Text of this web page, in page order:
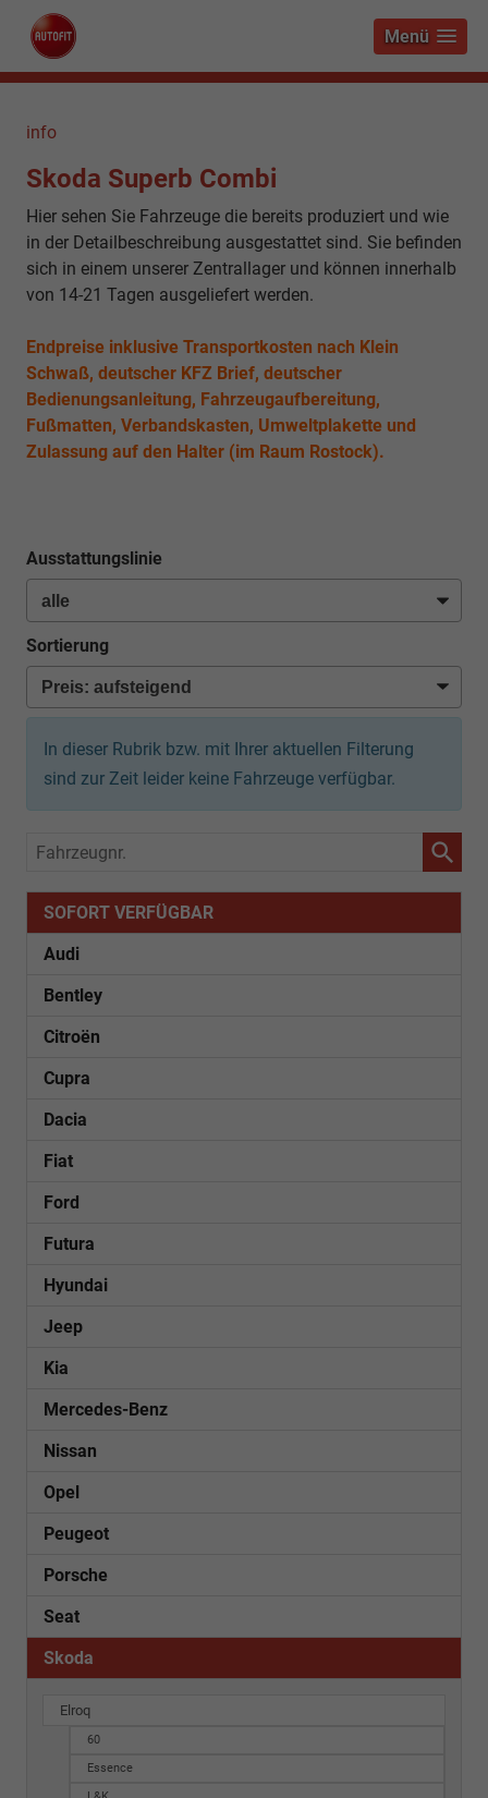
Menü
info
Skoda Superb Combi
Hier sehen Sie Fahrzeuge die bereits produziert und wie
in der Detailbeschreibung ausgestattet sind. Sie befinden
sich in einem unserer Zentrallager und können innerhalb
von 14-21 Tagen ausgeliefert werden.
Endpreise inklusive Transportkosten nach Klein
Schwaß, deutscher KFZ Brief, deutscher
Bedienungsanleitung, Fahrzeugaufbereitung,
Fußmatten, Verbandskasten, Umweltplakette und
Zulassung auf den Halter (im Raum Rostock).
Ausstattungslinie
Sortierung
In dieser Rubrik bzw. mit Ihrer aktuellen Filterung
sind zur Zeit leider keine Fahrzeuge verfügbar.
Fahrzeugnr.
SOFORT VERFÜGBAR
Audi
Bentley
Citroën
Cupra
Dacia
Fiat
Ford
Futura
Hyundai
Jeep
Kia
Mercedes-Benz
Nissan
Opel
Peugeot
Porsche
Seat
Skoda
Elroq
60
Essence